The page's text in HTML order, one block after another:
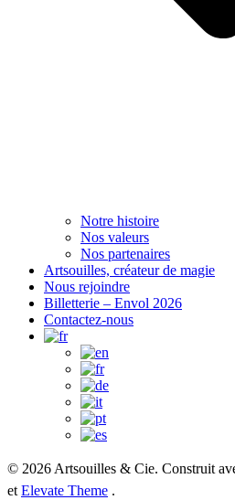
Notre histoire
Nos valeurs
Nos partenaires
Artsouilles, créateur de magie
Nous rejoindre
Billetterie – Envol 2026
Contactez-nous
© 2026 Artsouilles & Cie. Construit
et Elevate Theme .